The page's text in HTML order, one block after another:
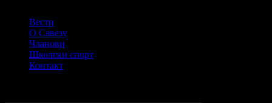
Вести
О Савезу
Чланови
Школски спорт
Контакт